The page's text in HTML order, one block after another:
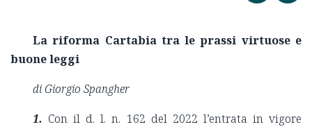
La riforma Cartabia tra le prassi virtuose e
buone leggi
di Giorgio Spangher
1. Con il d. l. n. 162 del 2022 l’entrata in vigore